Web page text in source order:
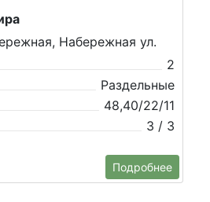
Набережная ул.
2
Раздельные
48,40/22/11
3 / 3
Подробнее